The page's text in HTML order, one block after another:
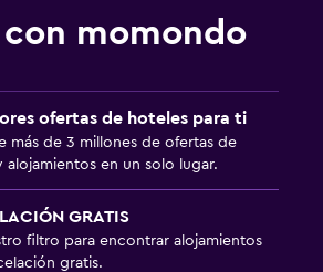
con momondo
ofertas de hoteles para ti
más de 3 millones de ofertas de
alojamientos en un solo lugar.
GRATIS
filtro para encontrar alojamientos
gratis.